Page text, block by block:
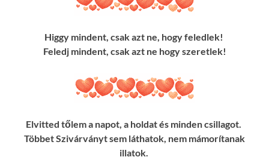
Higgy mindent, csak azt ne, hogy feledlek!
Feledj mindent, csak azt ne hogy szeretlek!
Elvitted tőlem a napot, a holdat és minden csillagot.
Többet Szivárványt sem láthatok, nem mámorítanak
illatok.